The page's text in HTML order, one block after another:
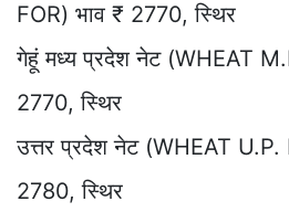
FOR) भाव ₹ 2770, स्थिर
गेहूं मध्य प्रदेश नेट (WHEAT
2770, स्थिर
उत्तर प्रदेश नेट (WHEAT U.P.
2780, स्थिर